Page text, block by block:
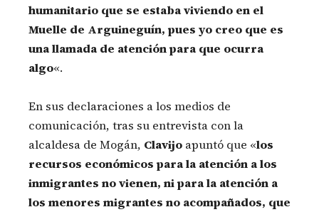
humanitario que se estaba viviendo en el
Muelle de Arguineguín, pues yo creo que es
una llamada de atención para que ocurra
algo«.
En sus declaraciones a los medios de
comunicación, tras su entrevista con la
alcaldesa de Mogán, Clavijo apuntó que «los
recursos económicos para la atención a los
inmigrantes no vienen, ni para la atención a
los menores migrantes no acompañados, que